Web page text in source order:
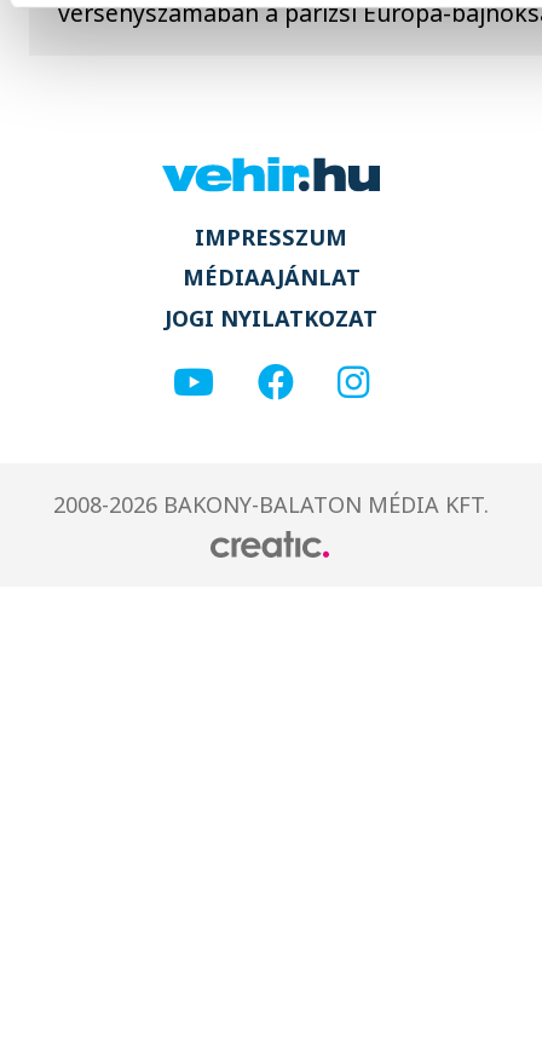
versenyszámában a párizsi Európa-
IMPRESSZUM
MÉDIAAJÁNLAT
JOGI NYILATKOZAT
2008-2026 BAKONY-BALATON MÉDIA KFT.